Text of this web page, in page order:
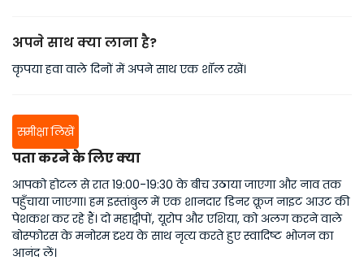
अपने साथ क्या लाना है?
कृपया हवा वाले दिनों में अपने साथ एक शॉल रखें।
समीक्षा लिखें
पता करने के लिए क्या
आपको होटल से रात 19:00-19:30 के बीच उठाया जाएगा और नाव तक
पहुँचाया जाएगा। हम इस्तांबुल में एक शानदार डिनर क्रूज नाइट आउट की
पेशकश कर रहे हैं। दो महाद्वीपों, यूरोप और एशिया, को अलग करने वाले
बोस्फोरस के मनोरम दृश्य के साथ नृत्य करते हुए स्वादिष्ट भोजन का
आनंद लें।